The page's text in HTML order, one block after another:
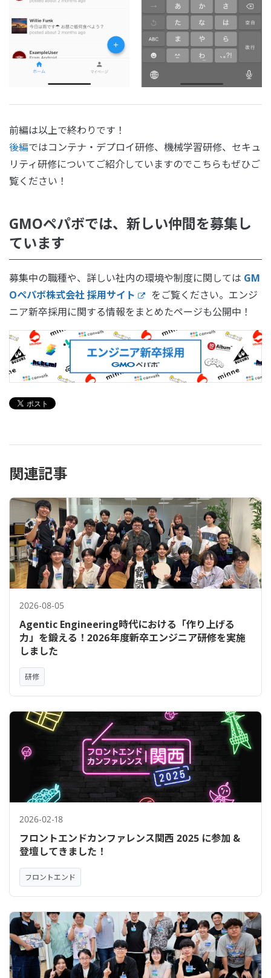
前編は以上で終わりです！
後編ではコンテナ・デプロイ研修、機械学習研修、セキュ
リティ研修についてご紹介していますのでこちらもぜひご
覧ください！
GMOペパボでは、新しい仲間を募集し
ています
募集中の職種や、詳しい社内の環境や制度に関しては GM
Oペパボ株式会社 採用サイト
をご覧ください。エンジ
ニア新卒採用に関する情報をまとめたページも公開中！
関連記事
2026-08-05
Agentic Engineering時代における「作り上げる
力」を鍛える！2026年度新卒エンジニア研修を実施
しました
研修
2026-02-18
フロントエンドカンファレンス関西 2025 に参加 &
登壇してきました！
フロントエンド